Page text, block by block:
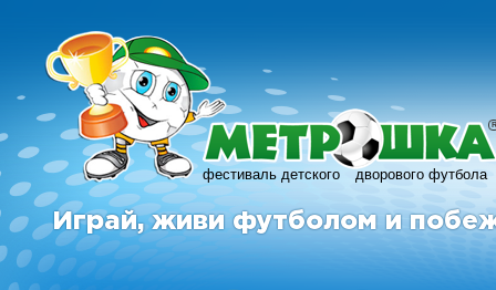
фестиваль детского дворового футбола
R
Играй, живи футболом и